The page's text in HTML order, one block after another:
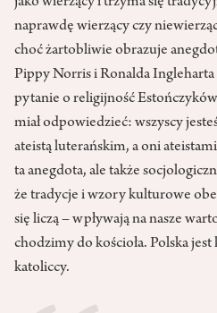
naprawdę wierzący czy
choć żartobliwie obrazuje
Pippy Norris i Ronalda Ingleharta
pytanie o religijność
miał odpowiedzieć: wszyscy
ateistą luterańskim, a oni
ta anegdota, ale także
że tradycje i wzory kulturowe
się liczą – wpływają na nasze
chodzimy do kościoła. Polska jest
katoliccy.